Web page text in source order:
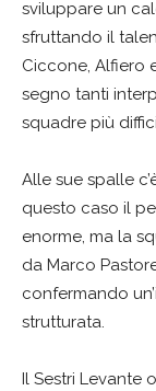
sviluppare un
sfruttando il
Ciccone, Alfiero
segno tanti
squadre più
Alle sue spalle
questo caso il
enorme, ma la
da Marco
confermando
strutturata.
Il Sestri Levante